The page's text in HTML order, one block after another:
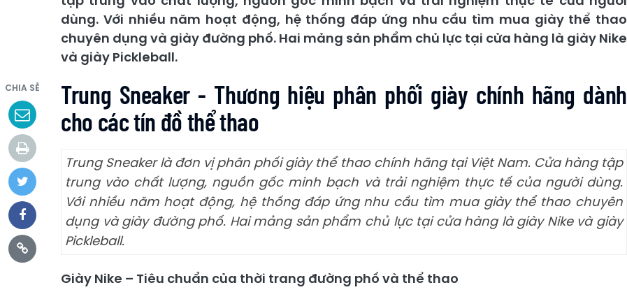
dùng. Với nhiều năm hoạt động, hệ thống đáp ứng nhu cầu tìm mua giày thể thao
chuyên dụng và giày đường phố. Hai mảng sản phẩm chủ lực tại cửa hàng là giày Nike
và giày Pickleball.
CHIA SẺ
Trung Sneaker - Thương hiệu phân phối giày chính hãng dành
cho các tín đồ thể thao
Trung Sneaker là đơn vị phân phối giày thể thao chính hãng tại Việt Nam. Cửa hàng tập
trung vào chất lượng, nguồn gốc minh bạch và trải nghiệm thực tế của người dùng.
Với nhiều năm hoạt động, hệ thống đáp ứng nhu cầu tìm mua giày thể thao chuyên
dụng và giày đường phố. Hai mảng sản phẩm chủ lực tại cửa hàng là giày Nike và giày
Pickleball.
Giày Nike – Tiêu chuẩn của thời trang đường phố và thể thao